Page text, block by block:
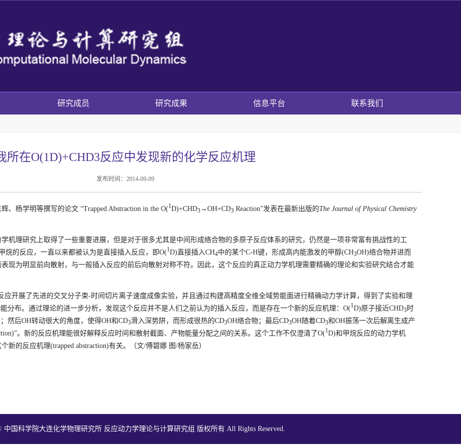
研究成员 研究成果 信息平台 联系我们
所在O(1D)+CHD3反应中发现新的化学反应机理
发布时间：2014-09-09
、杨学明等撰写的论文 “Trapped Abstraction in the O(1D)+CHD3→ OH+CD3 Reaction”发表在最新出版的The Journal of Physical Chemistry
机理研究上取得了一些重要进展，但是对于很多尤其是中间形成络合物的多原子反应体系的研究，仍然是一项非常富有挑战性的工
烷的反应，一直以来都被认为是直接插入反应，即O(1D) 直接插入CH4中的某个C-H键，形成高内能激发的甲醇(CH3OH)络合物并进而
现为明显前向散射，与一般插入反应的前后向散射对称不符。因此，这个反应的真正动力学机理需要精确的理论和实验研究结合才能
应开展了先进的交叉分子束-时间切片离子速度成像实验，并且通过构建高精度全维全域势能面进行精确动力学计算，得到了实验和理
分布。通过理论的进一步分析，发现这个反应并不是人们之前认为的插入反应，而是存在一个新的反应机理： O(1D)原子接近CHD3时
；然后OH转动很大的角度，使得OH和CD3滑入深势阱，而形成很热的CD3OH络合物；最后CD3OH随着CD3和OH振荡一次后解离生成产
”。新的反应机理能很好解释反应时间和散射截面、产物能量分配之间的关系。这个工作不仅澄清了O(1D)和甲烷反应的动力学机
新的反应机理(trapped abstraction)有关。 （文/傅碧娜 图/杨家岳）
中国科学院大连化学物理研究所 反应动力学理论与计算研究组 版权所有 All Rights Reserved.